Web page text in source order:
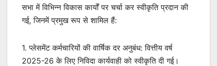
सभा में विभिन्न विकास कार्यों पर चर्चा कर स्वीकृति प्रदान की
गई, जिनमें प्रमुख रूप से शामिल हैं:
1. प्लेसमेंट कर्मचारियों की वार्षिक दर अनुबंध: वित्तीय वर्ष
2025-26 के लिए निविदा कार्यवाही को स्वीकृति दी गई।